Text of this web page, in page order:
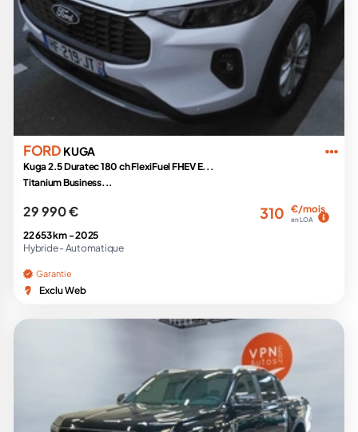
FORD KUGA
Kuga 2.5 Duratec 180 ch FlexiFuel FHEV E...
Titanium Business...
29 990 € 310 €/mois
en LOA
22 653 km -2025
Hybride - Automatique
Garantie
Exclu Web